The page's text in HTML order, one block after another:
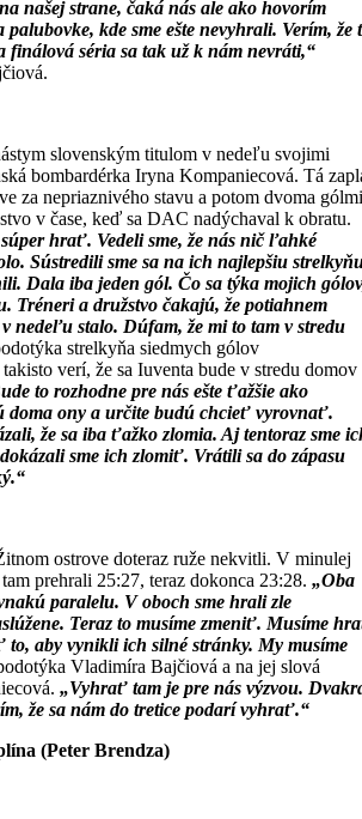
našej strane, čaká nás ale ako hovorím
kde sme ešte nevyhrali. Verím, že
finálová séria sa tak už k nám nevráti,“
slovenským titulom v nedeľu svojimi
bombardérka Iryna Kompaniecová. Tá
za nepriaznivého stavu a potom dvoma gólmi
v čase, keď sa DAC nadýchaval k obratu.
súper hrať. Vedeli sme, že nás nič ľahké
Sústredili sme sa na ich najlepšiu
Dala iba jeden gól. Čo sa týka mojich
Tréneri a družstvo čakajú, že potiahnem
nedeľu stalo. Dúfam, že mi to tam v stredu
strelkyňa siedmych gólov
verí, že sa Iuventa bude v stredu domov
to rozhodne pre nás ešte ťažšie ako
doma ony a určite budú chcieť vyrovnať.
že sa iba ťažko zlomia. Aj tentoraz sme
sme ich zlomiť. Vrátili sa do zápasu
ostrove doteraz ruže nekvitli. V minulej
prehrali 25:27, teraz dokonca 23:28. „Oba
paralelu. V oboch sme hrali zle
Teraz to musíme zmeniť. Musíme
aby vynikli ich silné stránky. My musíme
Vladimíra Bajčiová a na jej slová
„Vyhrať tam je pre nás výzvou.
že sa nám do tretice podarí vyhrať.“
(Peter Brendza)